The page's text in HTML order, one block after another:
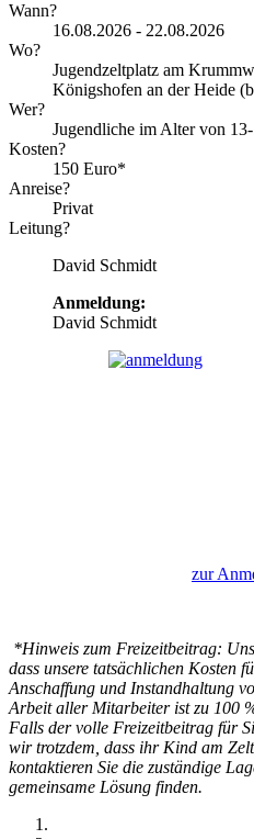
Wann?
16.08.2026 - 22.08.2026
Wo?
Jugendzeltplatz am
Königshofen an der Heide
Wer?
Jugendliche im Alter von
Kosten?
150 Euro*
Anreise?
Privat
Leitung?
David Schmidt
Anmeldung:
David Schmidt
zur
*Hinweis zum Freizeitbeitrag:
dass unsere tatsächlichen Kosten
Anschaffung und Instandhaltung
Arbeit aller Mitarbeiter ist zu 100
Falls der volle Freizeitbeitrag für
wir trotzdem, dass ihr Kind am
kontaktieren Sie die zuständige
gemeinsame Lösung finden.